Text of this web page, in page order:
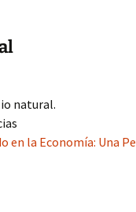
natural.
en la Economía: Una